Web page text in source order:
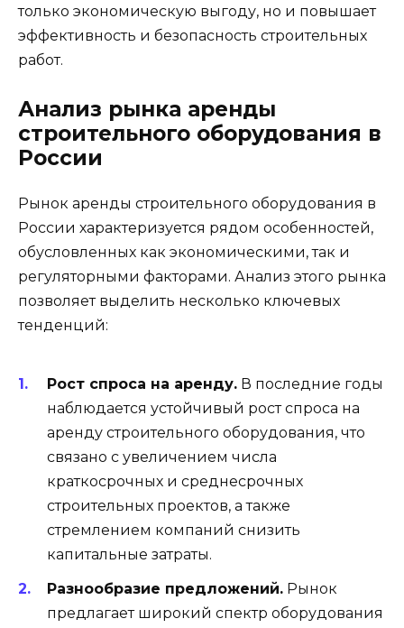
только экономическую выгоду, но и повышает
эффективность и безопасность строительных
работ.
Анализ рынка аренды
строительного оборудования в
России
Рынок аренды строительного оборудования в
России характеризуется рядом особенностей,
обусловленных как экономическими, так и
регуляторными факторами. Анализ этого рынка
позволяет выделить несколько ключевых
тенденций:
Рост спроса на аренду. В последние годы
наблюдается устойчивый рост спроса на
аренду строительного оборудования, что
связано с увеличением числа
краткосрочных и среднесрочных
строительных проектов, а также
стремлением компаний снизить
капитальные затраты.
Разнообразие предложений. Рынок
предлагает широкий спектр оборудования